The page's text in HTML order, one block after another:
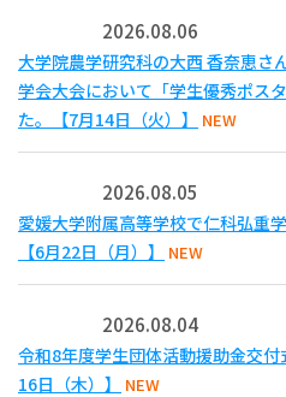
2026.08.06
大学院農学研究科の大西 香奈恵さ
学会大会において「学生優秀ポス
た。【7月14日（火）】
NEW
2026.08.05
愛媛大学附属高等学校で仁科弘重
【6月22日（月）】
NEW
2026.08.04
令和8年度学生団体活動援助金交
16日（木）】
NEW